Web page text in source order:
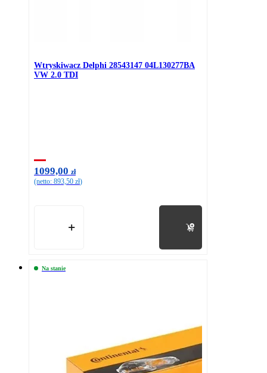
Wtryskiwacz Delphi 28543147 04L130277BA
VW 2.0 TDI
1099,00 zł
(netto: 893,50 zł)
Na stanie